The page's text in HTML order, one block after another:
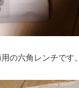
の六角レンチです。